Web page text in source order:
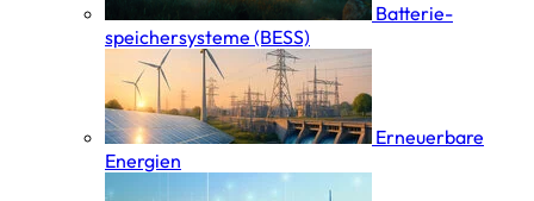
Batterie­
speicher­systeme (BESS)
Erneuerbare
Energien